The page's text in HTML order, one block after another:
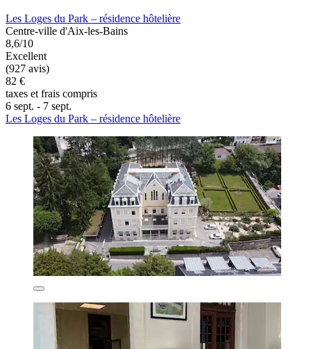
Les Loges du Park – résidence hôtelière
Centre-ville d'Aix-les-Bains
8,6/10
Excellent
(927 avis)
82 €
taxes et frais compris
6 sept. - 7 sept.
Les Loges du Park – résidence hôtelière